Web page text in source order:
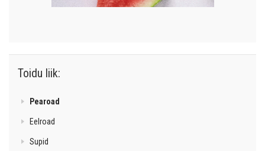
Toidu liik:
Pearoad
Eelroad
Supid